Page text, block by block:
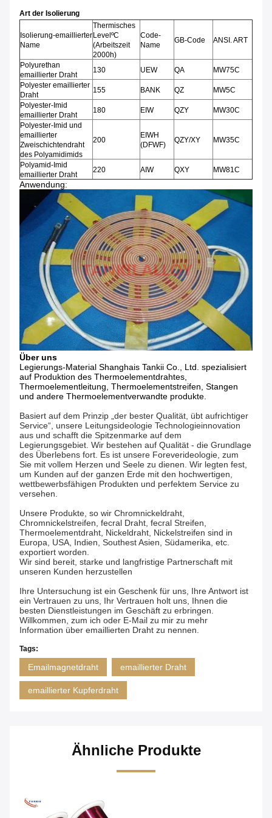
Art der Isolierung
Isolierung-emaillierter
Name
Thermisches
LevelºC
(Arbeitszeit
2000h)
Code-
Name
GB-Code ANSI. ART
Polyurethan
emaillierter Draht
130 UEW QA
MW75C
Polyester emaillierter
Draht
155 BANK QZ
MW5C
Polyester-Imid
emaillierter Draht
180 EIW QZY
MW30C
Polyester-Imid und
emaillierter
Zweischichtendraht
des Polyamidimids
200
EIWH
(DFWF)
QZY/XY MW35C
Polyamid-Imid
emaillierter Draht
220 AIW QXY MW81C
Anwendung:
Über uns
Legierungs-Material Shanghais Tankii Co., Ltd. spezialisiert
auf Produktion des Thermoelementdrahtes,
Thermoelementleitung, Thermoelementstreifen, Stangen
und andere Thermoelementverwandte produkte.
Basiert auf dem Prinzip „der bester Qualität, übt aufrichtiger
Service“, unsere Leitungsideologie Technologieinnovation
aus und schafft die Spitzenmarke auf dem
Legierungsgebiet. Wir bestehen auf Qualität - die Grundlage
des Überlebens fort. Es ist unsere Foreverideologie, zum
Sie mit vollem Herzen und Seele zu dienen. Wir legten fest,
um Kunden auf der ganzen Erde mit den hochwertigen,
wettbewerbsfähigen Produkten und perfektem Service zu
versehen.
Unsere Produkte, so wir Chromnickeldraht,
Chromnickelstreifen, fecral Draht, fecral Streifen,
Thermoelementdraht, Nickeldraht, Nickelstreifen sind in
Europa, USA, Indien, Southest Asien, Südamerika, etc.
exportiert worden.
Wir sind bereit, starke und langfristige Partnerschaft mit
unseren Kunden herzustellen
Ihre Untersuchung ist ein Geschenk für uns, Ihre Antwort ist
ein Vertrauen zu uns, Ihr Vertrauen holt uns, Ihnen die
besten Dienstleistungen im Geschäft zu erbringen.
Willkommen, zum ich oder E-Mail zu mir zu mehr
Information über emaillierten Draht zu nennen.
Tags:
Emailmagnetdraht emaillierter Draht
emaillierter Kupferdraht
Ähnliche Produkte